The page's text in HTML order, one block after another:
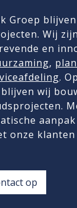
Groep
Wij
en
,
.
blijven wij
onze klanten
op